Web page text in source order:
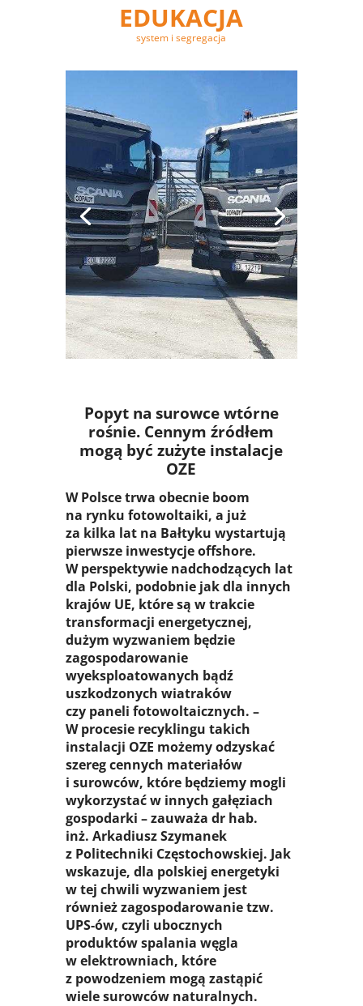
EDUKACJA
system i segregacja
SYSTEM
Popyt na surowce wtórne
rośnie. Cennym źródłem
mogą być zużyte instalacje
OZE
W Polsce trwa obecnie boom
na rynku fotowoltaiki, a już
za kilka lat na Bałtyku wystartują
pierwsze inwestycje offshore.
W perspektywie nadchodzących lat
dla Polski, podobnie jak dla innych
krajów UE, które są w trakcie
transformacji energetycznej,
dużym wyzwaniem będzie
zagospodarowanie
wyeksploatowanych bądź
uszkodzonych wiatraków
czy paneli fotowoltaicznych. –
W procesie recyklingu takich
instalacji OZE możemy odzyskać
szereg cennych materiałów
i surowców, które będziemy mogli
wykorzystać w innych gałęziach
gospodarki – zauważa dr hab.
inż. Arkadiusz Szymanek
z Politechniki Częstochowskiej. Jak
wskazuje, dla polskiej energetyki
w tej chwili wyzwaniem jest
również zagospodarowanie tzw.
UPS-ów, czyli ubocznych
produktów spalania węgla
w elektrowniach, które
z powodzeniem mogą zastąpić
wiele surowców naturalnych.